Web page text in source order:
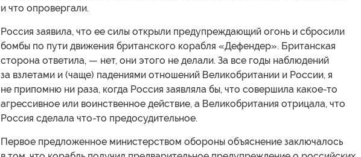
и что опровергали.
Россия заявила, что ее силы открыли предупреждающий огонь и сбросили
бомбы по пути движения британского корабля «Дефендер». Британская
сторона ответила, — нет, они этого не делали. За все годы наблюдений
за взлетами и (чаще) падениями отношений Великобритании и России, я
не припомню ни раза, когда Россия заявляла бы, что совершила какое-то
агрессивное или воинственное действие, а Великобритания отрицала, что
Россия сделала что-то предосудительное.
Первое предложенное министерством обороны объяснение заключалось